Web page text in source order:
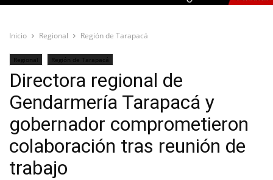
Inicio Regional Región de Tarapacá
Regional Región de Tarapacá
Directora regional de
Gendarmería Tarapacá y
gobernador comprometieron
colaboración tras reunión de
trabajo